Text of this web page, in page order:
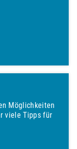
Möglichkeiten
viele Tipps für